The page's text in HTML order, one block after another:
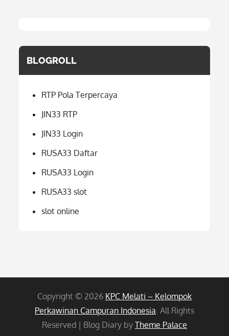
BLOGROLL
RTP Pola Terpercaya
JIN33 RTP
JIN33 Login
RUSA33 Daftar
RUSA33 Login
RUSA33 slot
slot online
Copyright © 2026 KPC Melati – Kelompok
Perkawinan Campuran Indonesia. All Rights
Reserved | Blog Diary by Theme Palace